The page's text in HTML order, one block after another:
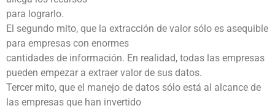
para lograrlo.
El segundo mito, que la extracción de valor sólo es asequible
para empresas con enormes
cantidades de información. En realidad, todas las empresas
pueden empezar a extraer valor de sus datos.
Tercer mito, que el manejo de datos sólo está al alcance de
las empresas que han invertido